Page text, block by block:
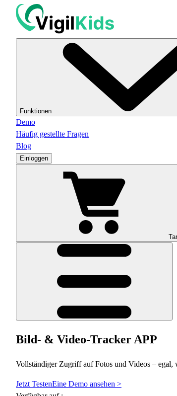
Funktionen
Demo
Häufig gestellte Fragen
Blog
Einloggen
Bild- & Video-Tracker APP
Vollständiger Zugriff auf Fotos und Videos – egal,
Jetzt TestenEine Demo ansehen >